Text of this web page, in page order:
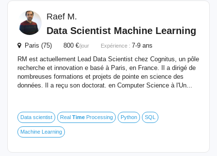
Raef M.
Data Scientist Machine Learning
Paris (75) 800 €/jour Expérience : 7-9 ans
RM est actuellement Lead Data Scientist chez Cognitus, un pôle
recherche et innovation e basé à Paris, en France. Il a dirigé de
nombreuses formations et projets de pointe en science des
données. Il a reçu son doctorat. en Computer Science à l'Un...
Data scientist Real Time Processing Python SQL
Machine Learning